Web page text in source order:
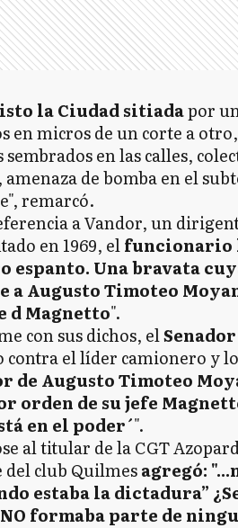
la Ciudad sitiadapor
en micros de un corte a
en las calles,
amenaza de bomba en el
remarcó.
a Vandor, un
en 1969, elfuncionario
espanto. Una bravata
a Augusto Timoteo
d Magnetto".
con sus dichos, elSenador
contra el líder camionero y
de Augusto Timoteo
orden de su jefe
en el poder´".
al titular de la CGT
del club Quilmesagregó:
estaba la dictadura”
NO formaba parte de